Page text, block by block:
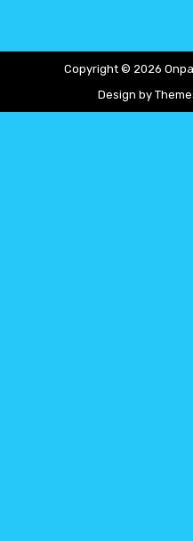
Copyright © 2026
Design by